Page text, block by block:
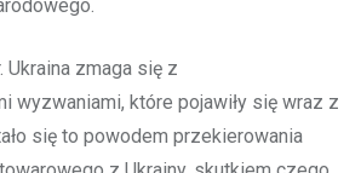
Ukraina zmaga się z
wyzwaniami, które pojawiły się wraz z
się to powodem przekierowania